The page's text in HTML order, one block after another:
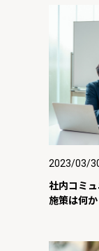
2023/03/
社内コミ
施策は何